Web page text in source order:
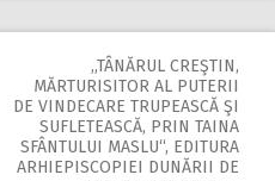
„TÂNĂRUL CREŞTIN,
MĂRTURISITOR AL PUTERII
DE VINDECARE TRUPEASCĂ ŞI
SUFLETEASCĂ, PRIN TAINA
SFÂNTULUI MASLU“, EDITURA
ARHIEPISCOPIEI DUNĂRII DE